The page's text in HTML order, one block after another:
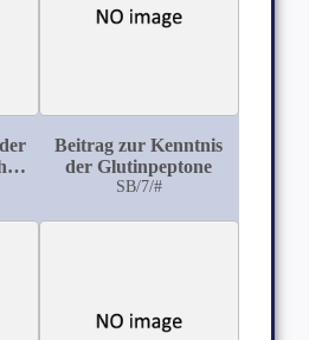
histologischen
Verhältnisse
Beitrag zur Kenntnis
der Glutinpeptone
SB/7/#